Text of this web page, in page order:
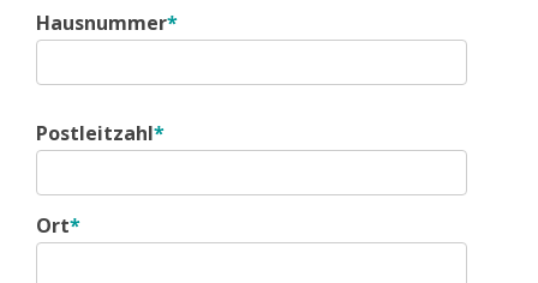
Hausnummer*
Postleitzahl*
Ort*